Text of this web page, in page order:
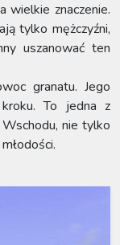
wielkie znaczenie.
tylko mężczyźni,
uszanować ten
granatu. Jego
To jedna z
nie tylko